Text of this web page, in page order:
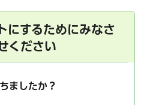
にするためにみなさ
ください
ましたか？